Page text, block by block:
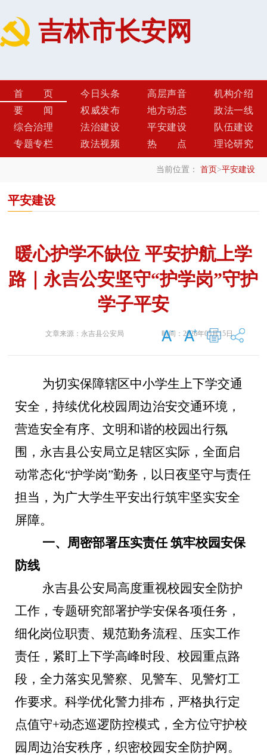
吉林市长安网
首页 今日头条 高层声音
机构介绍
要闻
权威发布 地方动态
政法一线
综合治理
法治建设 平安建设
队伍建设
专题专栏
政法视频 热点 理论研究
当前位置： 首页>平安建设
平安建设
暖心护学不缺位 平安护航上学
路｜永吉公安坚守“护学岗”守护
学子平安
文章来源： 永吉县公安局 时间：2026年05月15日
为切实保障辖区中小学生上下学交通
安全，持续优化校园周边治安交通环境，
营造安全有序、文明和谐的校园出行氛
围，永吉县公安局立足辖区实际，全面启
动常态化“护学岗”勤务，以日夜坚守与责任
担当，为广大学生平安出行筑牢坚实安全
屏障。
一、周密部署压实责任 筑牢校园安保
防线
永吉县公安局高度重视校园安全防护
工作，专题研究部署护学安保各项任务，
细化岗位职责、规范勤务流程、压实工作
责任，紧盯上下学高峰时段、校园重点路
段，全力落实见警察、见警车、见警灯工
作要求。科学优化警力排布，严格执行定
点值守+动态巡逻防控模式，全方位守护校
园周边治安秩序，织密校园安全防护网。